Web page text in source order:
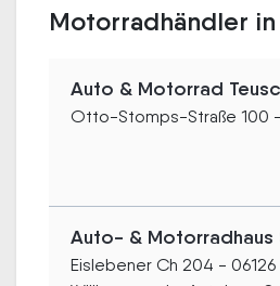
Motorradhändler in
Auto & Motorrad
Otto-Stomps-Straße 100 -
Auto- & Motorradhaus
Eislebener Ch 204 - 06126